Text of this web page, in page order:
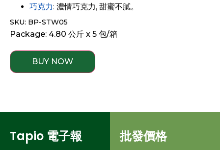
巧克力: 濃情巧克力, 甜蜜不膩。
SKU: BP-STW05
Package: 4.80 公斤 x 5 包/箱
BUY NOW
Tapio 電子報 批發價格